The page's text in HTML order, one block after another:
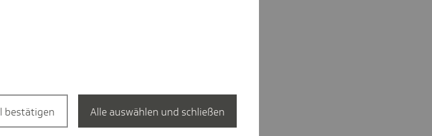
bestätigen Alle auswählen und schließen